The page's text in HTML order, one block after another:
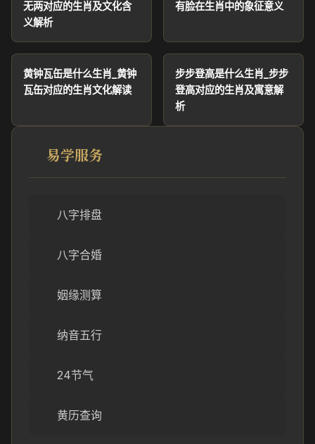
无两对应的生肖及文化含
义解析
有脸在生肖中的象征意义
黄钟瓦缶是什么生肖_黄钟
瓦缶对应的生肖文化解读
步步登高是什么生肖_步步
登高对应的生肖及寓意解
析
易学服务
八字排盘
八字合婚
姻缘测算
纳音五行
24节气
黄历查询